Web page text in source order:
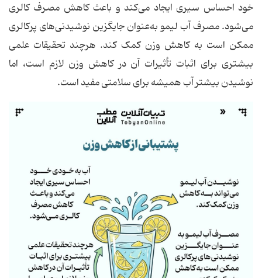
خود احساس سیری ایجاد می‌کند و باعث کاهش مصرف کالری
می‌شود. مصرف آب لیمو به‌عنوان جایگزین نوشیدنی‌های پرکالری
ممکن است به کاهش وزن کمک کند. هرچند تحقیقات علمی
بیشتری برای اثبات تأثیرات آن در کاهش وزن لازم است، اما
نوشیدن بیشتر آب همیشه برای سلامتی مفید است.